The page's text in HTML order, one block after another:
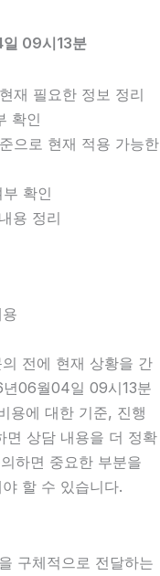
09시13분
재 필요한 정보 정리
확인
으로 현재 적용 가능한
확인
용 정리
전에 현재 상황을 간
06월04일 09시13분
용에 대한 기준, 진행
면 상담 내용을 더 정확
하면 중요한 부분을
할 수 있습니다.
구체적으로 전달하는